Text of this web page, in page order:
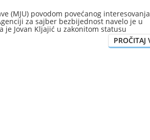
(MJU) povodom povećanog interesovanja
za sajber bezbijednost navelo je u
je Jovan Kljajić u zakonitom statusu
za sajber bezbjednost, uključujući i
direktora u ovom Ministarstvu gdje je